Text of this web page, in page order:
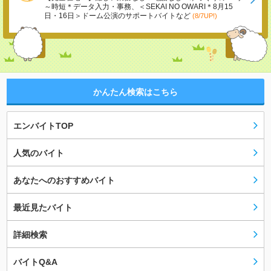
～時短＊データ入力・事務、＜SEKAI NO OWARI＊8月15
日・16日＞ドーム公演のサポートバイトなど (8/7UP!)
かんたん検索はこちら
エンバイトTOP
人気のバイト
あなたへのおすすめバイト
最近見たバイト
詳細検索
バイトQ&A